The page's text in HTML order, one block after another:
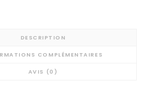
DESCRIPTION
COMPLÉMENTAIRES
AVIS (0)